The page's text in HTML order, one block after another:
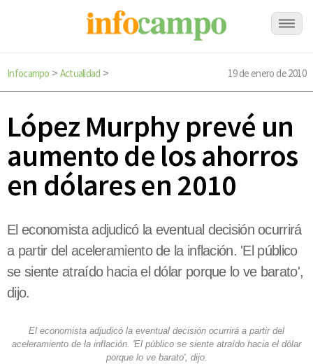
Infocampo > Actualidad > 19 de enero de 2010
López Murphy prevé un
aumento de los ahorros
en dólares en 2010
El economista adjudicó la eventual decisión ocurrirá
a partir del aceleramiento de la inflación. 'El público
se siente atraído hacia el dólar porque lo ve barato',
dijo.
El economista adjudicó la eventual decisión ocurrirá a partir del
aceleramiento de la inflación. 'El público se siente atraído hacia el dólar
porque lo ve barato', dijo.